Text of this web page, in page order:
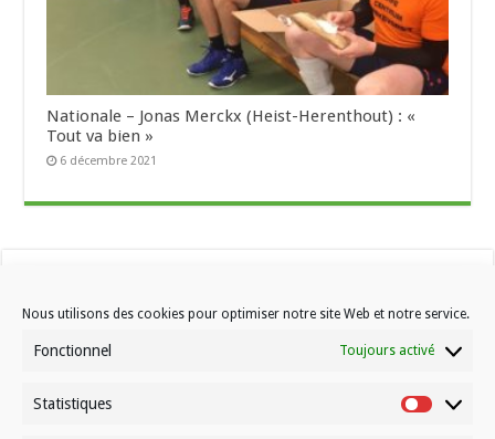
Nous utilisons des cookies pour optimiser notre site Web et notre service.
Fonctionnel Toujours activé
Statistiques
Nationale – Jonas Merckx (Heist-Herenthout) : «
Tout va bien »
6 décembre 2021
Contactez-nous